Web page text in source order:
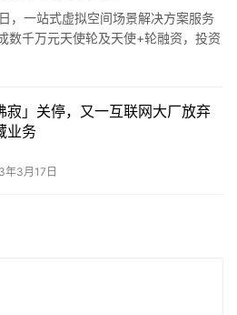
，一站式虚拟空间场景解决方案服务
数千万元天使轮及天使+轮融资，投资
，融资资金将重点用于加速创新研发…
寂」关停，又一互联网大厂放弃
业务
年3月17日